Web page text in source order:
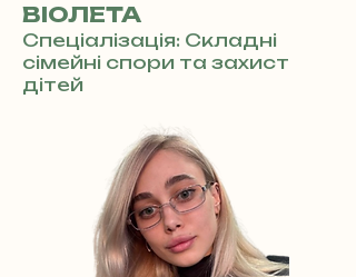
ВІОЛЕТА
Спеціалізація: Складні
сімейні спори та захист
дітей